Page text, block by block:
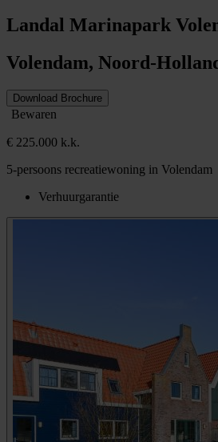
Landal Marinapark
Volendam, Noord-
Download Brochure
Bewaren
€ 225.000 k.k.
5-persoons recreatiewoning in Volendam
Verhuurgarantie